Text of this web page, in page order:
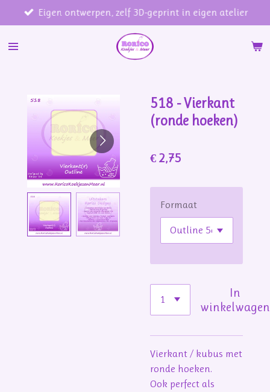
direct
naar
Eigen ontwerpen, zelf 3D-geprint in eigen atelier
518 - Vierkant
(ronde hoeken)
€ 2,75
Formaat
In
winkelwagen
Vierkant / kubus met
ronde hoeken.
Ook perfect als